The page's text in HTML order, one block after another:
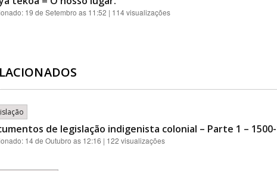
19 de Setembro as 11:52 | 114 visualizações
de legislação indigenista colonial – Parte 1 – 1500-
14 de Outubro as 12:16 | 122 visualizações